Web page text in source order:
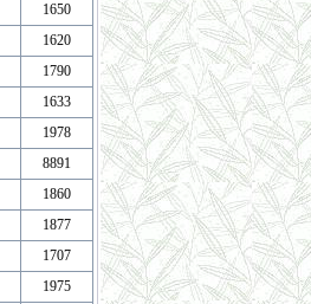
1650
1620
1790
1633
1978
8891
1860
1877
1707
1975